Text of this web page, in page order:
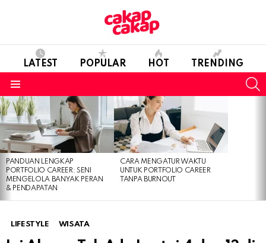
LATEST POPULAR HOT TRENDING
LATEST
STORIES
PANDUAN LENGKAP
PORTFOLIO CAREER: SENI
MENGELOLA BANYAK PERAN
& PENDAPATAN
CARA MENGATUR WAKTU
UNTUK PORTFOLIO CAREER
TANPA BURNOUT
LIFESTYLE WISATA